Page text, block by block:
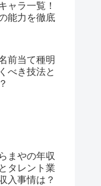
ャラ一覧！
能力を徹底
前当て種明
べき技法と
まやの年収
タレント業
入事情は？